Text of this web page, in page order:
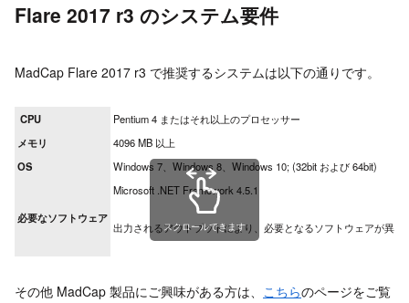
Flare 2017 r3 のシステム要件
MadCap Flare 2017 r3 で推奨するシステムは以下の通りです。
CPU
Pentium 4 またはそれ以上のプロセッサー
メモリ
4096 MB 以上
OS
Windows 7、Windows 8、Windows 10; (32bit および 64bit)
必要なソフトウェア
Microsoft .NET Framework 4.5.1
出力されるアウトプットにより、必要となるソフトウェアが異
スクロールできます
その他 MadCap 製品にご興味がある方は、 こちらのページをご覧